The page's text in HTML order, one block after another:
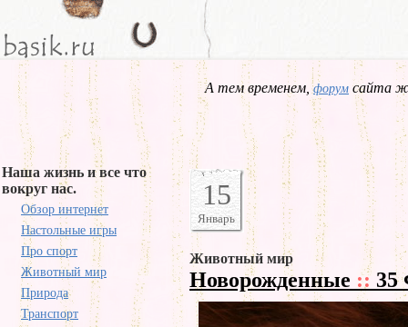
А тем временем,форум сайта
Наша жизнь и все что
вокруг нас.
Обзор интернет
Настольные игры
Про спорт
Животный мир
Природа
Транспорт
15
Январь
Животный мир
Новорожденные ::35